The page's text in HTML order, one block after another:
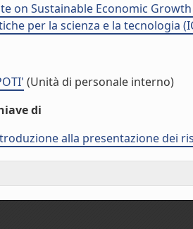
on Sustainable Economic Growth
per la scienza e la tecnologia
(Unità di personale interno)
di
alla presentazione dei